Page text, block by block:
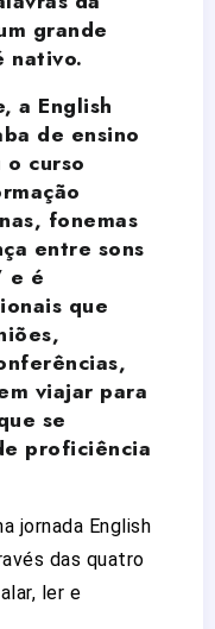
grande
nativo.
a English
de ensino
curso
fonemas
entre sons
e é
que
viajar para
se
proficiência
jornada English
das quatro
ler e